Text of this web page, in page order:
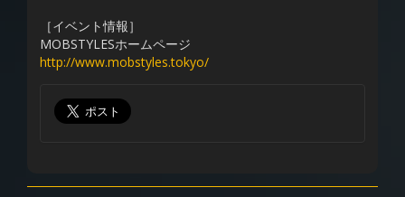
［イベント情報］
MOBSTYLESホームページ
http://www.mobstyles.tokyo/